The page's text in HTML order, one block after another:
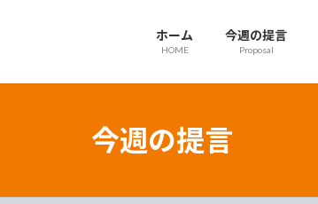
ホーム
HOME
今週の提言
Proposal
今週の提言